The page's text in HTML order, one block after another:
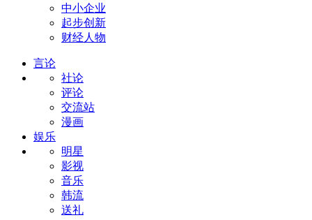
中小企业
起步创新
财经人物
言论
社论
评论
交流站
漫画
娱乐
明星
影视
音乐
韩流
送礼